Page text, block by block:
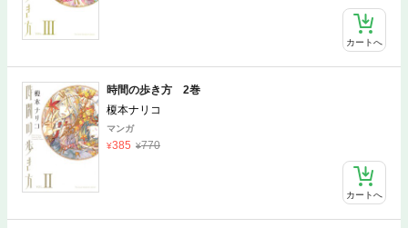
カートへ
時間の歩き方 2巻
榎本ナリコ
マンガ
385 770
カートへ